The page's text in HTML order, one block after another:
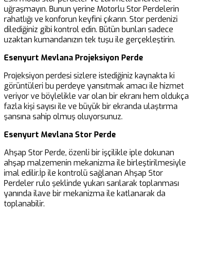
uğraşmayın. Bunun yerine Motorlu Stor Perdelerin
rahatlığı ve konforun keyfini çıkarın. Stor perdenizi
dilediğiniz gibi kontrol edin. Bütün bunları sadece
uzaktan kumandanızın tek tuşu ile gerçekleştirin.
Esenyurt Mevlana Projeksiyon Perde
Projeksiyon perdesi sizlere istediğiniz kaynakta ki
görüntüleri bu perdeye yansıtmak amacı ile hizmet
veriyor ve böylelikle var olan bir ekranı hem oldukça
fazla kişi sayısı ile ve büyük bir ekranda ulaştırma
şansına sahip olmuş oluyorsunuz.
Esenyurt Mevlana Stor Perde
Ahşap Stor Perde, özenli bir işçilikle iple dokunan
ahşap malzemenin mekanizma ile birleştirilmesiyle
imal edilir.İp ile kontrolü sağlanan Ahşap Stor
Perdeler rulo şeklinde yukarı sarılarak toplanması
yanında ilave bir mekanizma ile katlanarak da
toplanabilir.